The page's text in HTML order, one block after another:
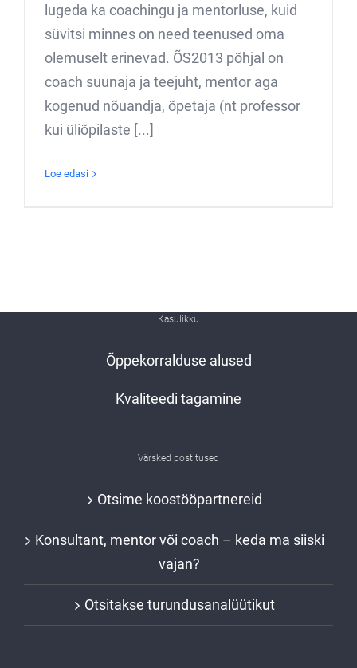
lugeda ka coachingu ja mentorluse, kuid
süvitsi minnes on need teenused oma
olemuselt erinevad. ÕS2013 põhjal on
coach suunaja ja teejuht, mentor aga
kogenud nõuandja, õpetaja (nt professor
kui üliõpilaste [...]
Loe edasi
Kasulikku
Õppekorralduse alused
Kvaliteedi tagamine
Värsked postitused
Otsime koostööpartnereid
Konsultant, mentor või coach – keda ma siiski
vajan?
Otsitakse turundusanalüütikut